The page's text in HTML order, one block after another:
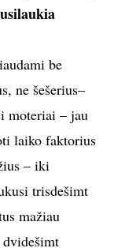
be
ne šešerius–
moteriai – jau
laiko faktorius
– iki
trisdešimt
mažiau